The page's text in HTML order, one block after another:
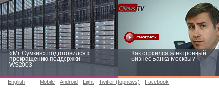
«Mr. Сумкин» подготовился к
прекращению поддержки
WS2003
Как строился электронный
бизнес Банка Москвы?
English Mobile Android Light Twitter (topnews) Facebook